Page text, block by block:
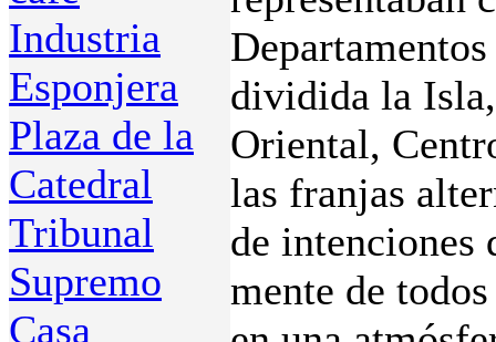
Industria
Esponjera
Plaza de la
Catedral
Tribunal
Supremo
Casa
dividida la
Oriental,
las franjas
de intenciones
mente de